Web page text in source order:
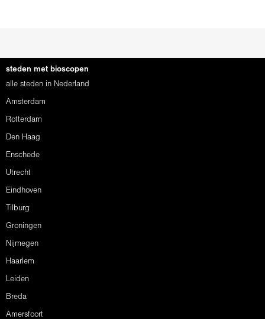
steden met bioscopen
alle steden in Nederland
Amsterdam
Rotterdam
Den Haag
Enschede
Utrecht
Eindhoven
Tilburg
Groningen
Nijmegen
Haarlem
Leiden
Breda
Amersfoort